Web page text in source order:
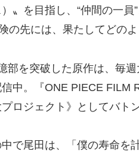
〟を目指し、“仲間の一
の先には、果たしてど
部を突破した原作は、毎
中。『ONE PIECE FILM
ロジェクト》としてバト
で尾田は、「僕の寿命を